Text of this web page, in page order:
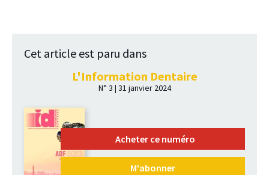
Cet article est paru dans
L'Information Dentaire
N° 3 | 31 janvier 2024
Acheter ce numéro
M'abonner